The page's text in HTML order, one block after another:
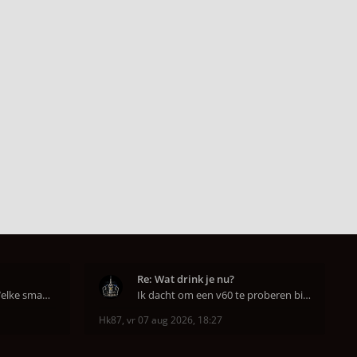
Hahahaha ja dat klopt. Welke smaak had je?? Ben
Re: Wat drink je nu?
Ik dacht om een v60 te proberen bij DAK in Amsterd
Hk87, vr 07 aug 2026, 18:27